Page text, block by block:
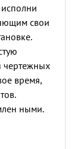
свои
чертежных
время,
ными.
с